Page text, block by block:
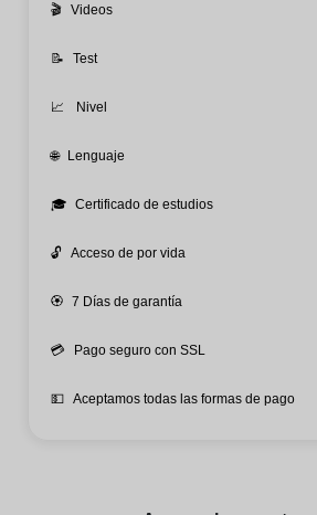
🎬 Videos
📝 Test
📈 Nivel
🌐 Lenguaje
🎓 Certificado de estudios
🔓 Acceso de por vida
🏵️ 7 Días de garantía
💳 Pago seguro con SSL
💵 Aceptamos todas las formas de pago